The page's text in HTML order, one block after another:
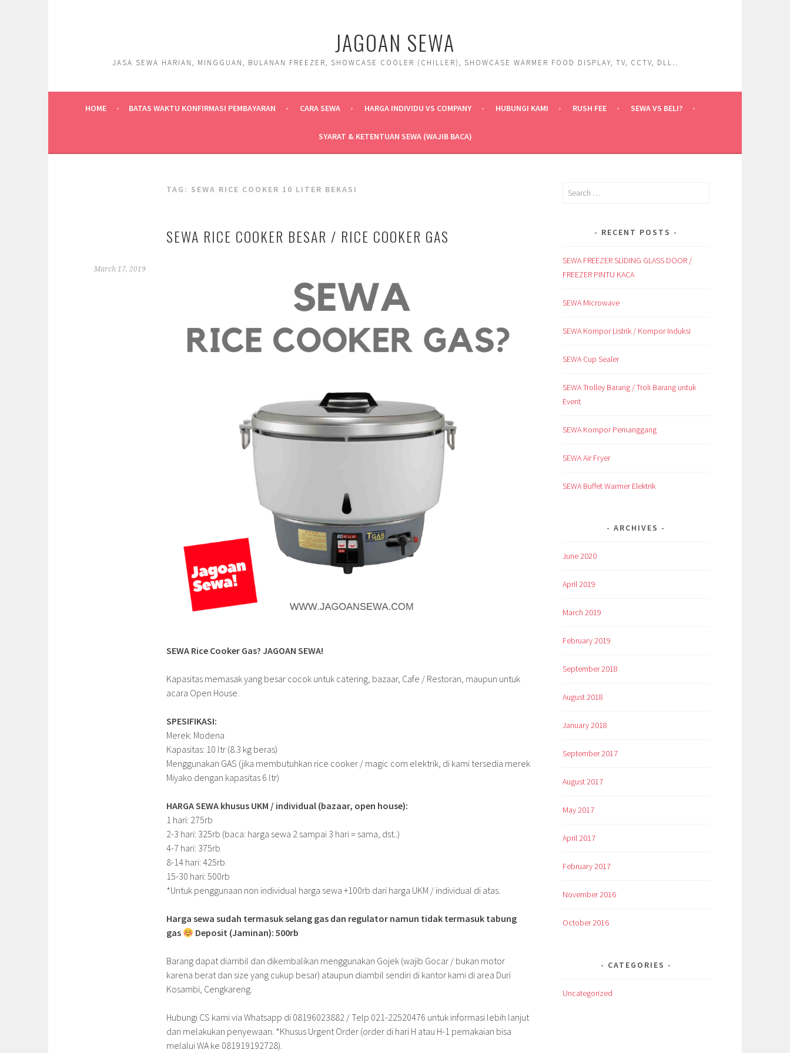
JAGOAN SEWA
JASA SEWA HARIAN, MINGGUAN, BULANAN FREEZER, SHOWCASE COOLER (CHILLER), SHOWCASE WARMER FOOD DISPLAY, TV, CCTV, DLL..
HOME BATAS WAKTU KONFIRMASI PEMBAYARAN CARA SEWA HARGA INDIVIDU VS COMPANY HUBUNGI KAMI RUSH FEE SEWA VS BELI?
SYARAT & KETENTUAN SEWA (WAJIB BACA)
TAG: SEWA RICE COOKER 10 LITER BEKASI
SEWA RICE COOKER BESAR / RICE COOKER GAS
March 17, 2019
SEWA Rice Cooker Gas? JAGOAN SEWA!
Kapasitas memasak yang besar cocok untuk catering, bazaar, Cafe / Restoran, maupun untuk
acara Open House.
SPESIFIKASI:
Merek: Modena
Kapasitas: 10 ltr (8.3 kg beras)
Menggunakan GAS (jika membutuhkan rice cooker / magic com elektrik, di kami tersedia merek
Miyako dengan kapasitas 6 ltr)
HARGA SEWA khusus UKM / individual (bazaar, open house):
1 hari: 275rb
2-3 hari: 325rb (baca: harga sewa 2 sampai 3 hari = sama, dst..)
4-7 hari: 375rb
8-14 hari: 425rb
15-30 hari: 500rb
*Untuk penggunaan non individual harga sewa +100rb dari harga UKM / individual di atas.
Harga sewa sudah termasuk selang gas dan regulator namun tidak termasuk tabung
gas
Deposit (Jaminan): 500rb
Barang dapat diambil dan dikembalikan menggunakan Gojek (wajib Gocar / bukan motor
karena berat dan size yang cukup besar) ataupun diambil sendiri di kantor kami di area Duri
Kosambi, Cengkareng.
Hubungi CS kami via Whatsapp di 08196023882 / Telp 021-22520476 untuk informasi lebih lanjut
dan melakukan penyewaan. *Khusus Urgent Order (order di hari H atau H-1 pemakaian bisa
melalui WA ke 081919192728).
Search
RECENT POSTS
SEWA FREEZER SLIDING GLASS DOOR /
FREEZER PINTU KACA
SEWA Microwave
SEWA Kompor Listrik / Kompor Induksi
SEWA Cup Sealer
SEWA Trolley Barang / Troli Barang untuk
Event
SEWA Kompor Pemanggang
SEWA Air Fryer
SEWA Buffet Warmer Elektrik
ARCHIVES
June 2020
April 2019
March 2019
February 2019
September 2018
August 2018
January 2018
September 2017
August 2017
May 2017
April 2017
February 2017
November 2016
October 2016
CATEGORIES
Uncategorized